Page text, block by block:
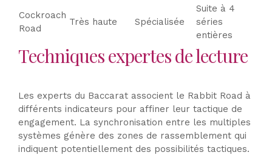
Cockroach
Road
Très haute Spécialisée
Suite à 4
séries
entières
Techniques expertes de lecture
Les experts du Baccarat associent le Rabbit Road à
différents indicateurs pour affiner leur tactique de
engagement. La synchronisation entre les multiples
systèmes génère des zones de rassemblement qui
indiquent potentiellement des possibilités tactiques.